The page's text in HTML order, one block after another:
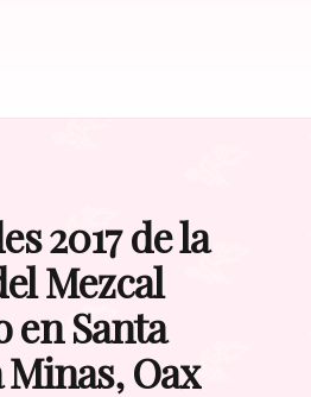
2017 de la
Mezcal
en Santa
Oax